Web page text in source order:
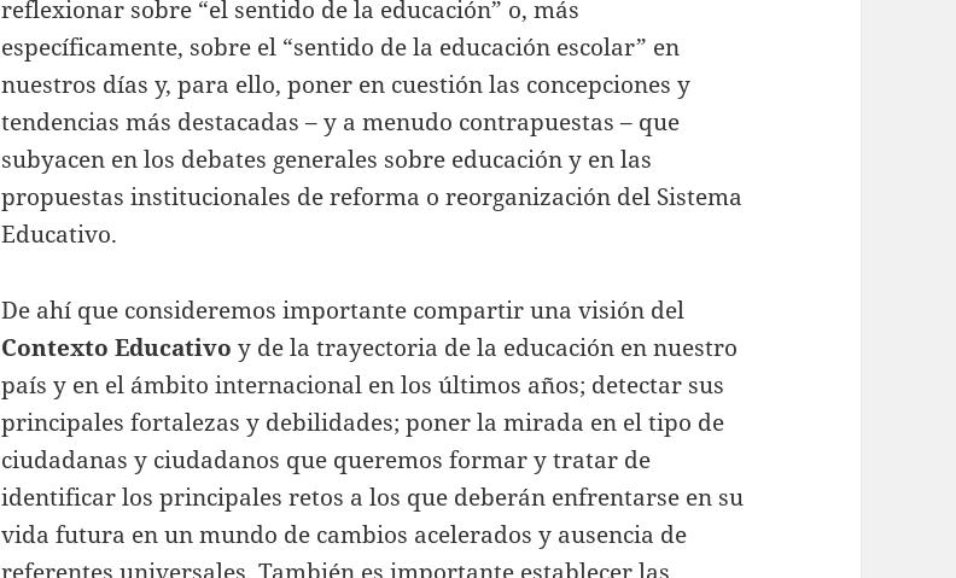
reflexionar sobre “el sentido de la educación” o, más
específicamente, sobre el “sentido de la educación escolar” en
nuestros días y, para ello, poner en cuestión las concepciones y
tendencias más destacadas – y a menudo contrapuestas – que
subyacen en los debates generales sobre educación y en las
propuestas institucionales de reforma o reorganización del Sistema
Educativo.
De ahí que consideremos importante compartir una visión del
Contexto Educativo y de la trayectoria de la educación en nuestro
país y en el ámbito internacional en los últimos años; detectar sus
principales fortalezas y debilidades; poner la mirada en el tipo de
ciudadanas y ciudadanos que queremos formar y tratar de
identificar los principales retos a los que deberán enfrentarse en su
vida futura en un mundo de cambios acelerados y ausencia de